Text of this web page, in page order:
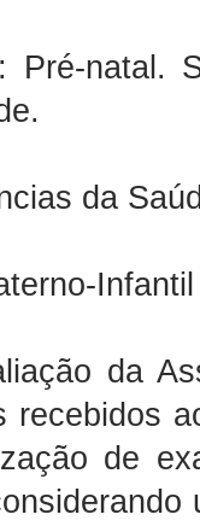
Pré-
da
Infantil
da
recebidos
de